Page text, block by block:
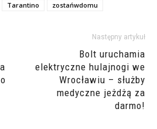
Tarantino zostańwdomu
Następny artykuł
Bolt uruchamia
elektryczne hulajnogi we
Wrocławiu – służby
medyczne jeżdżą za
darmo!